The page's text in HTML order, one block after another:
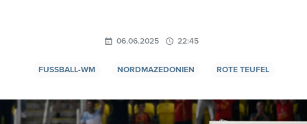
06.06.2025 22:45
FUSSBALL-WM NORDMAZEDONIEN ROTE TEUFEL